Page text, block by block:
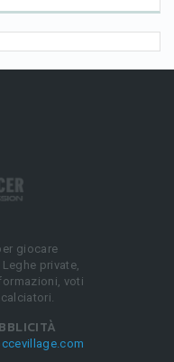
giocare
private,
voti